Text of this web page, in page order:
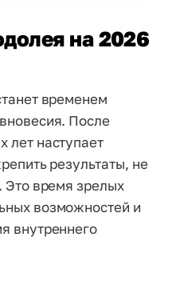
на 2026
временем
После
лет наступает
результаты, не
Это время зрелых
возможностей и
внутреннего